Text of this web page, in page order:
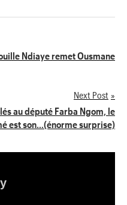
Ndiaye remet Ousmane
Next Post
au député Farba Ngom, le
est son…(énorme surprise)